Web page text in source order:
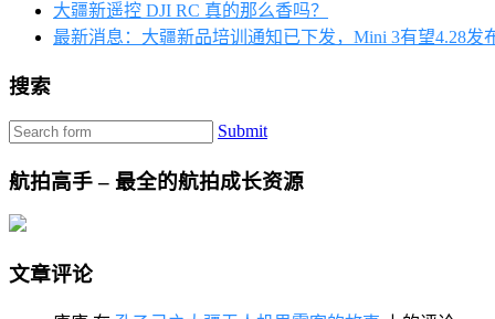
大疆新遥控 DJI RC 真的那么香吗？
最新消息：大疆新品培训通知已下发，Mini 3有望4.28发
搜索
Submit
航拍高手 – 最全的航拍成长资源
文章评论